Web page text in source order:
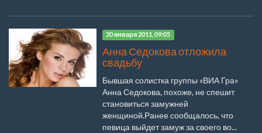
20 января 2011, 09:05
Анна Седокова отложила
свадьбу
Бывшая солистка группы «ВИА Гра»
Анна Седокова, похоже, не спешит
становиться замужней
женщиной.Ранее сообщалось, что
певица выйдет замуж за своего во...